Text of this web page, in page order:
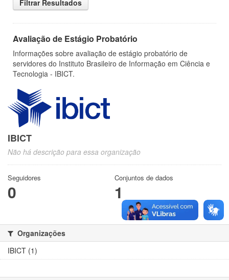
Filtrar Resultados
Avaliação de Estágio Probatório
Informações sobre avaliação de estágio probatório de
servidores do Instituto Brasileiro de Informação em Ciência e
Tecnologia - IBICT.
IBICT
Não há descrição para essa organização
Seguidores
0
Conjuntos de dados
1
Organizações
IBICT (1)